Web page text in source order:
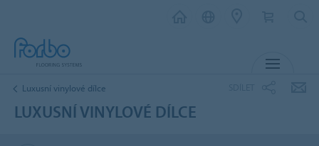
Luxusní vinylové dílce
LUXUSNÍ VINYLOVÉ DÍLCE